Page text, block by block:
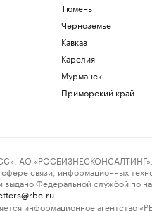
Тюмень
Черноземье
Кавказ
Карелия
Мурманск
Приморский край
АО «РОСБИЗНЕСКОНСАЛТИНГ»,
связи, информационных
выдано Федеральной службой по
информационное агентство